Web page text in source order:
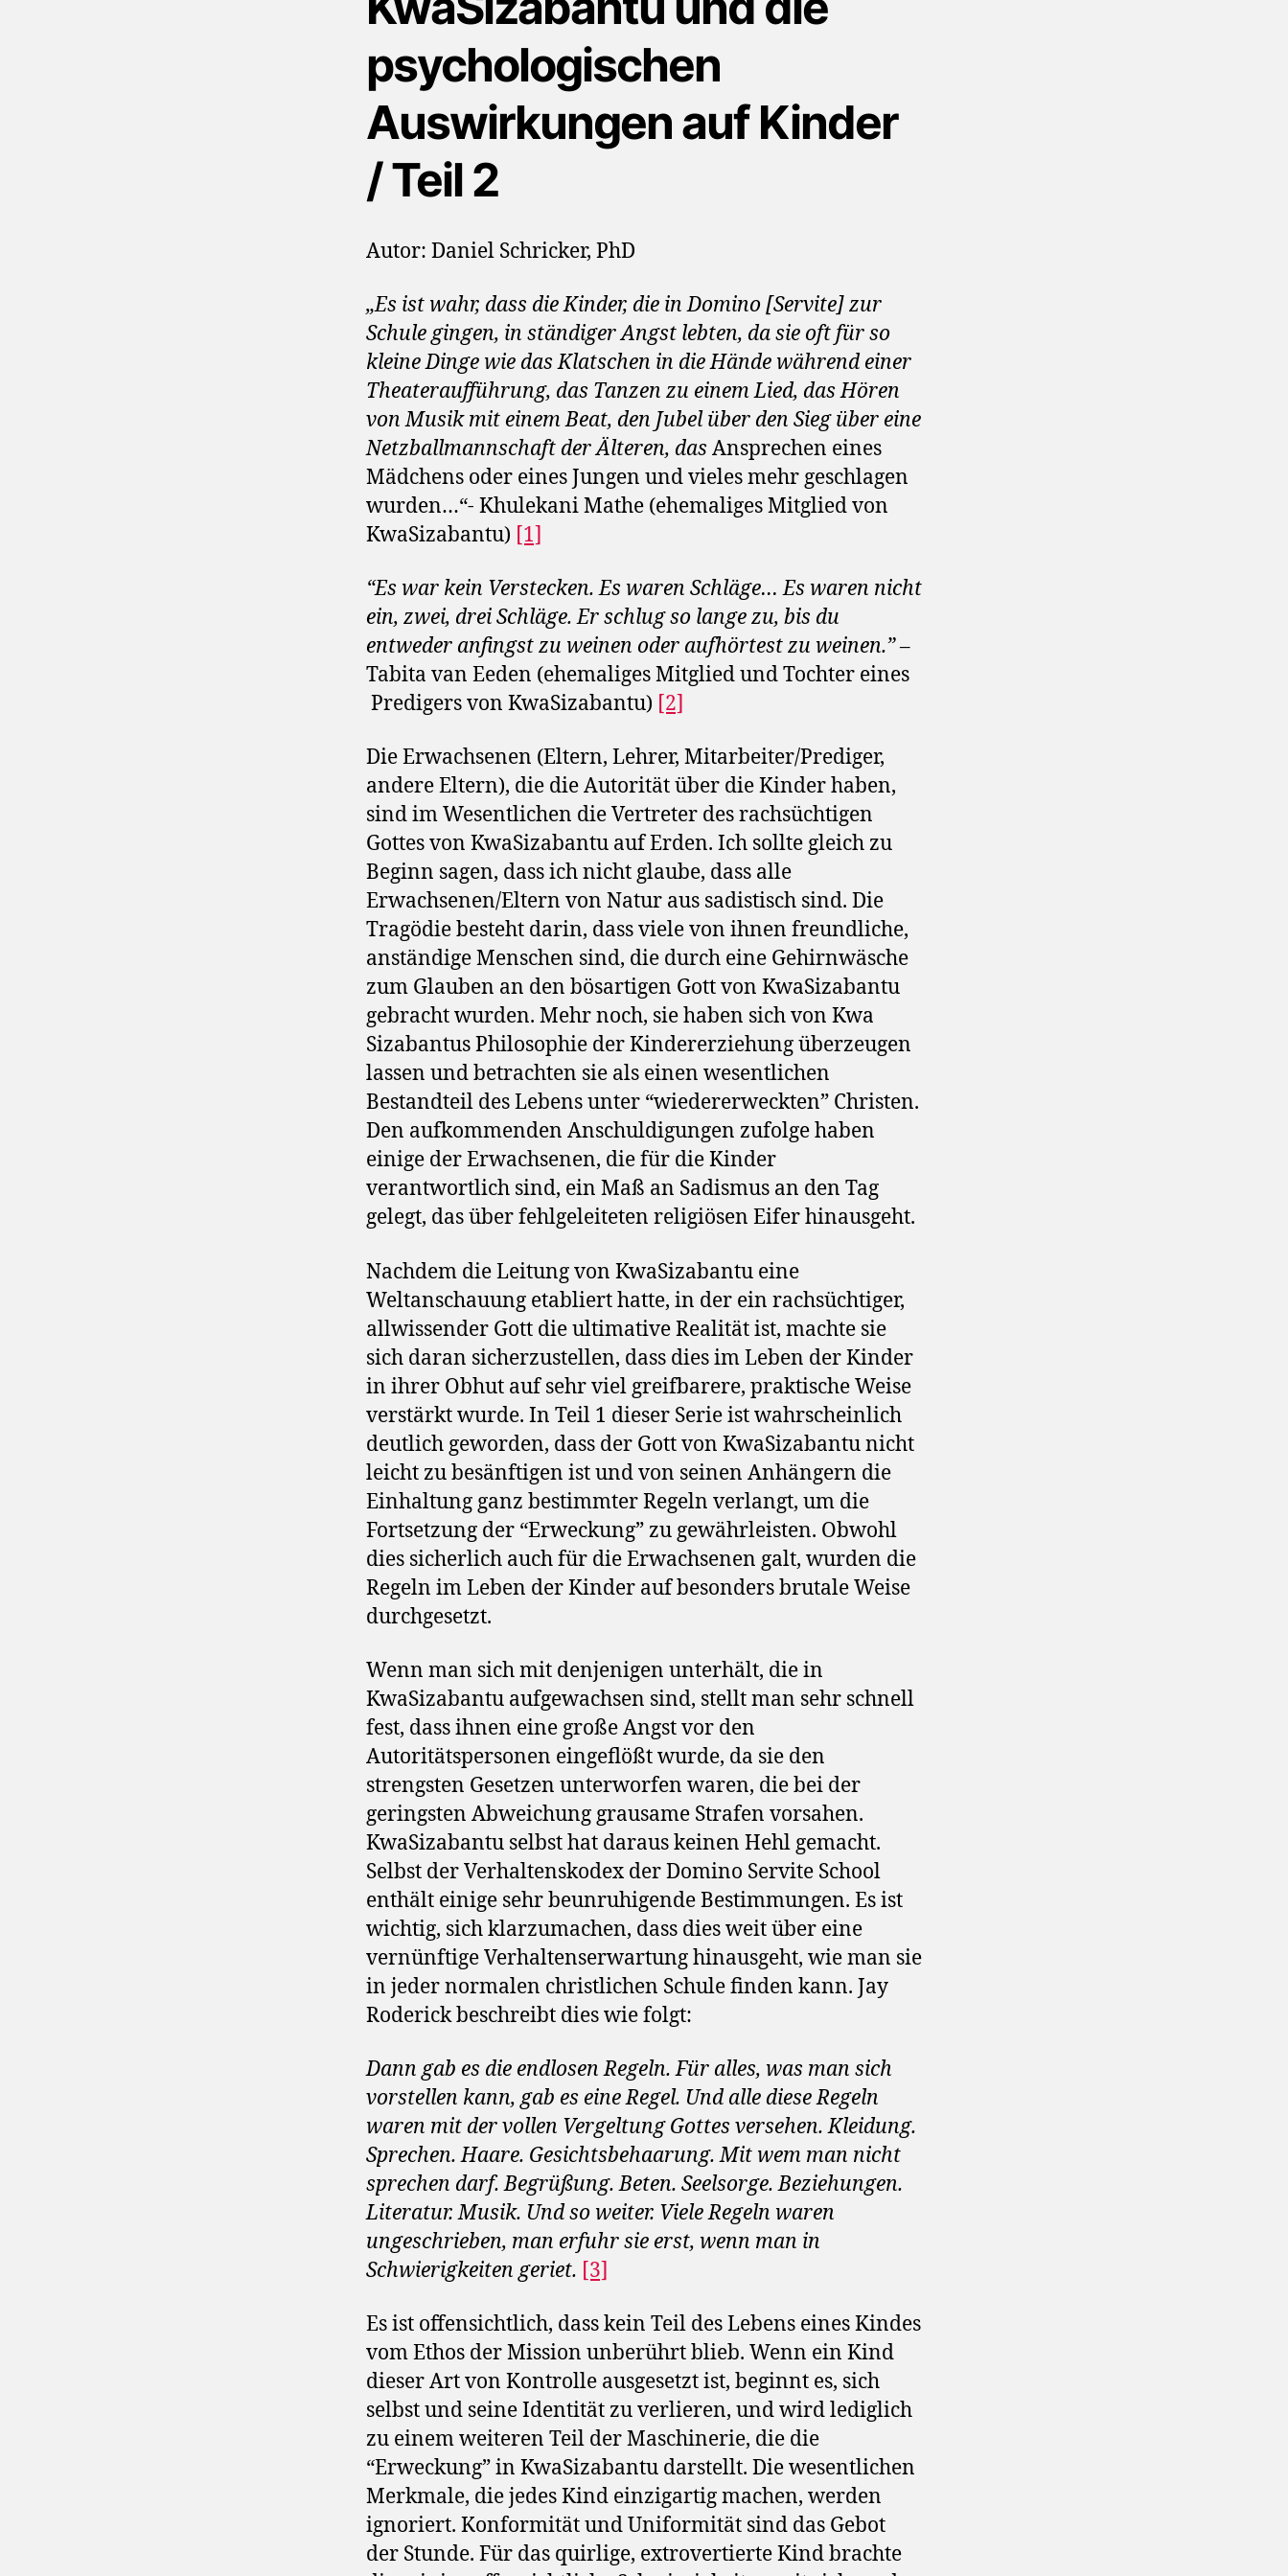
psychologischen
Auswirkungen auf Kinder
/ Teil 2
Autor: Daniel Schricker, PhD
„Es ist wahr, dass die Kinder, die in Domino [Servite] zur
Schule gingen, in ständiger Angst lebten, da sie oft für so
kleine Dinge wie das Klatschen in die Hände während einer
Theateraufführung, das Tanzen zu einem Lied, das Hören
von Musik mit einem Beat, den Jubel über den Sieg über eine
Netzballmannschaft der Älteren, das Ansprechen eines
Mädchens oder eines Jungen und vieles mehr geschlagen
wurden…“- Khulekani Mathe (ehemaliges Mitglied von
KwaSizabantu) [1]
“Es war kein Verstecken. Es waren Schläge… Es waren nicht
ein, zwei, drei Schläge. Er schlug so lange zu, bis du
entweder anfingst zu weinen oder aufhörtest zu weinen.” –
Tabita van Eeden (ehemaliges Mitglied und Tochter eines
Predigers von KwaSizabantu) [2]
Die Erwachsenen (Eltern, Lehrer, Mitarbeiter/Prediger,
andere Eltern), die die Autorität über die Kinder haben,
sind im Wesentlichen die Vertreter des rachsüchtigen
Gottes von KwaSizabantu auf Erden. Ich sollte gleich zu
Beginn sagen, dass ich nicht glaube, dass alle
Erwachsenen/Eltern von Natur aus sadistisch sind. Die
Tragödie besteht darin, dass viele von ihnen freundliche,
anständige Menschen sind, die durch eine Gehirnwäsche
zum Glauben an den bösartigen Gott von KwaSizabantu
gebracht wurden. Mehr noch, sie haben sich von Kwa
Sizabantus Philosophie der Kindererziehung überzeugen
lassen und betrachten sie als einen wesentlichen
Bestandteil des Lebens unter “wiedererweckten” Christen.
Den aufkommenden Anschuldigungen zufolge haben
einige der Erwachsenen, die für die Kinder
verantwortlich sind, ein Maß an Sadismus an den Tag
gelegt, das über fehlgeleiteten religiösen Eifer hinausgeht.
Nachdem die Leitung von KwaSizabantu eine
Weltanschauung etabliert hatte, in der ein rachsüchtiger,
allwissender Gott die ultimative Realität ist, machte sie
sich daran sicherzustellen, dass dies im Leben der Kinder
in ihrer Obhut auf sehr viel greifbarere, praktische Weise
verstärkt wurde. In Teil 1 dieser Serie ist wahrscheinlich
deutlich geworden, dass der Gott von KwaSizabantu nicht
leicht zu besänftigen ist und von seinen Anhängern die
Einhaltung ganz bestimmter Regeln verlangt, um die
Fortsetzung der “Erweckung” zu gewährleisten. Obwohl
dies sicherlich auch für die Erwachsenen galt, wurden die
Regeln im Leben der Kinder auf besonders brutale Weise
durchgesetzt.
Wenn man sich mit denjenigen unterhält, die in
KwaSizabantu aufgewachsen sind, stellt man sehr schnell
fest, dass ihnen eine große Angst vor den
Autoritätspersonen eingeflößt wurde, da sie den
strengsten Gesetzen unterworfen waren, die bei der
geringsten Abweichung grausame Strafen vorsahen.
KwaSizabantu selbst hat daraus keinen Hehl gemacht.
Selbst der Verhaltenskodex der Domino Servite School
enthält einige sehr beunruhigende Bestimmungen. Es ist
wichtig, sich klarzumachen, dass dies weit über eine
vernünftige Verhaltenserwartung hinausgeht, wie man sie
in jeder normalen christlichen Schule finden kann. Jay
Roderick beschreibt dies wie folgt:
Dann gab es die endlosen Regeln. Für alles, was man sich
vorstellen kann, gab es eine Regel. Und alle diese Regeln
waren mit der vollen Vergeltung Gottes versehen. Kleidung.
Sprechen. Haare. Gesichtsbehaarung. Mit wem man nicht
sprechen darf. Begrüßung. Beten. Seelsorge. Beziehungen.
Literatur. Musik. Und so weiter. Viele Regeln waren
ungeschrieben, man erfuhr sie erst, wenn man in
Schwierigkeiten geriet. [3]
Es ist offensichtlich, dass kein Teil des Lebens eines Kindes
vom Ethos der Mission unberührt blieb. Wenn ein Kind
dieser Art von Kontrolle ausgesetzt ist, beginnt es, sich
selbst und seine Identität zu verlieren, und wird lediglich
zu einem weiteren Teil der Maschinerie, die die
“Erweckung” in KwaSizabantu darstellt. Die wesentlichen
Merkmale, die jedes Kind einzigartig machen, werden
ignoriert. Konformität und Uniformität sind das Gebot
der Stunde. Für das quirlige, extrovertierte Kind brachte